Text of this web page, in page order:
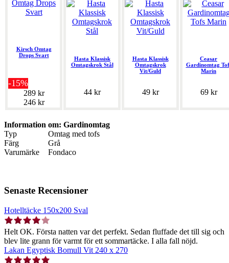
Kirsch Omtag
Drops Svart
-15%
289 kr
246 kr
Hasta Klassisk
Omtagskrok Stål
44 kr
Hasta Klassisk
Omtagskrok
Vit/Guld
49 kr
Ceasar
Gardinomtag
Marin
69 kr
Information om: Gardinomtag
Typ
Omtag med tofs
Färg
Grå
Varumärke
Fondaco
Senaste Recensioner
Hotelltäcke 150x200 Sval
Helt OK. Första natten var det perfekt. Sedan fluffade det till sig och
blev lite grann för varmt för ett sommartäcke. I alla fall nöjd.
Lakan Egyptisk Bomull Vit 240 x 270